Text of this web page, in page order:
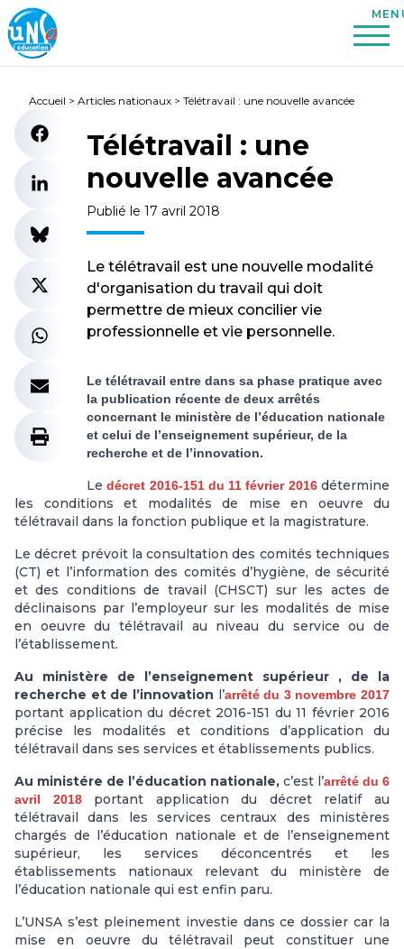
Accueil > Articles nationaux > Télétravail : une nouvelle avancée
Télétravail : une
nouvelle avancée
Publié le 17 avril 2018
Le télétravail est une nouvelle modalité
d'organisation du travail qui doit
permettre de mieux concilier vie
professionnelle et vie personnelle.
Le télétravail entre dans sa phase pratique avec
la publication récente de deux arrêtés
concernant le ministère de l’éducation nationale
et celui de l’enseignement supérieur, de la
recherche et de l’innovation.
Ledécret 2016-151 du 11 février 2016détermine
les conditions et modalités de mise en oeuvre du
télétravail dans la fonction publique et la magistrature.
Le décret prévoit la consultation des comités techniques
(CT) et l’information des comités d’hygiène, de sécurité
et des conditions de travail (CHSCT) sur les actes de
déclinaisons par l’employeur sur les modalités de mise
en oeuvre du télétravail au niveau du service ou de
l’établissement.
Au ministère de l’enseignement supérieur , de la
recherche et de l’innovation l’arrêté du 3 novembre 2017
portant application du décret 2016-151 du 11 février 2016
précise les modalités et conditions d’application du
télétravail dans ses services et établissements publics.
Au ministére de l’éducation nationale, c’est l’arrêté du 6
avril 2018portant application du décret relatif au
télétravail dans les services centraux des ministères
chargés de l’éducation nationale et de l’enseignement
supérieur, les services déconcentrés et les
établissements nationaux relevant du ministère de
l’éducation nationale qui est enfin paru.
L’UNSA s’est pleinement investie dans ce dossier car la
mise en oeuvre du télétravail peut constituer une